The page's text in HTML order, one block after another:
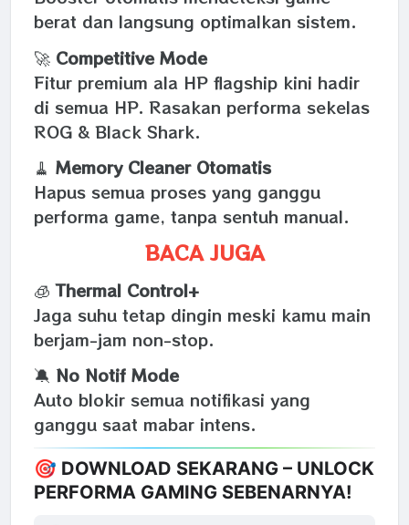
berat dan langsung optimalkan sistem.
🚀 Competitive Mode
Fitur premium ala HP flagship kini hadir
di semua HP. Rasakan performa sekelas
ROG & Black Shark.
🧹 Memory Cleaner Otomatis
Hapus semua proses yang ganggu
performa game, tanpa sentuh manual.
BACA JUGA
🧊Thermal Control+
Jaga suhu tetap dingin meski kamu main
berjam-jam non-stop.
🔕 No Notif Mode
Auto blokir semua notifikasi yang
ganggu saat mabar intens.
🎯 DOWNLOAD SEKARANG – UNLOCK
PERFORMA GAMING SEBENARNYA!